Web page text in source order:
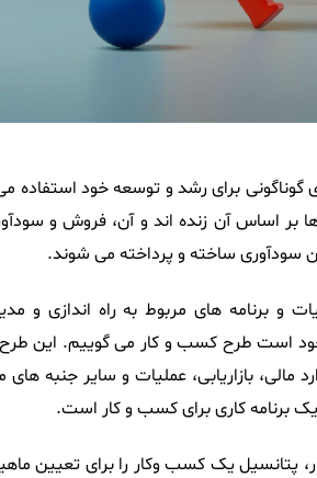
برای رشد و توسعه خود استفاده
بر اساس آن زنده اند و آن، فروش و
سودآوری ساخته و پرداخته می شوند.
و برنامه های مربوط به راه اندازی و
است طرح کسب و کار می گوییم. این طرح،
مالی، بازاریابی، عملیات و سایر جنبه
برنامه کاری برای کسب و کار است.
پتانسیل یک کسب وکار را برای تعیین